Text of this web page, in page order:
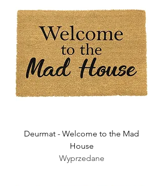
Deurmat - Welcome to the Mad
House
Wyprzedane